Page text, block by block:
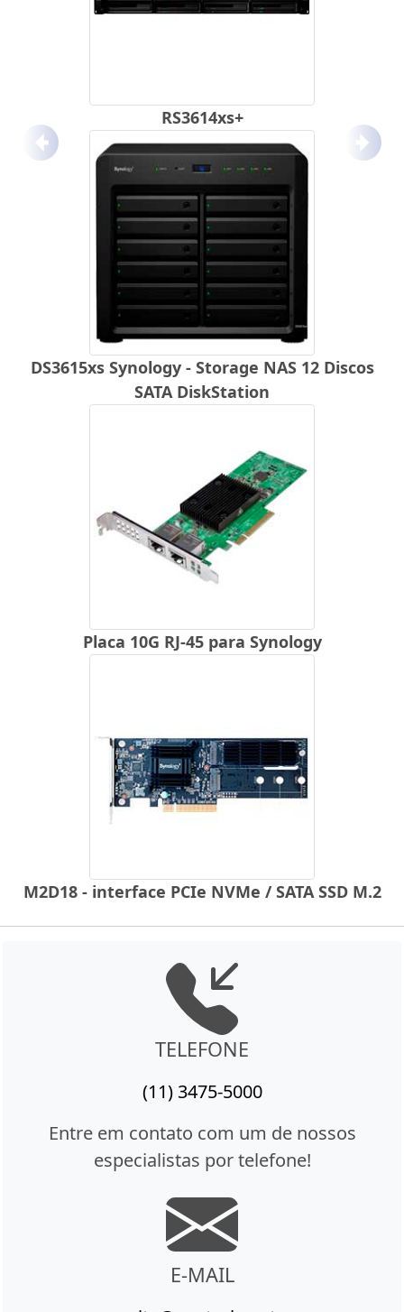
RS3614xs+
DS3615xs Synology - Storage NAS 12 Discos
SATA DiskStation
Placa 10G RJ-45 para Synology
M2D18 - interface PCIe NVMe / SATA SSD M.2
Anterior
TELEFONE
(11) 3475-5000
Entre em contato com um de nossos
especialistas por telefone!
E-MAIL